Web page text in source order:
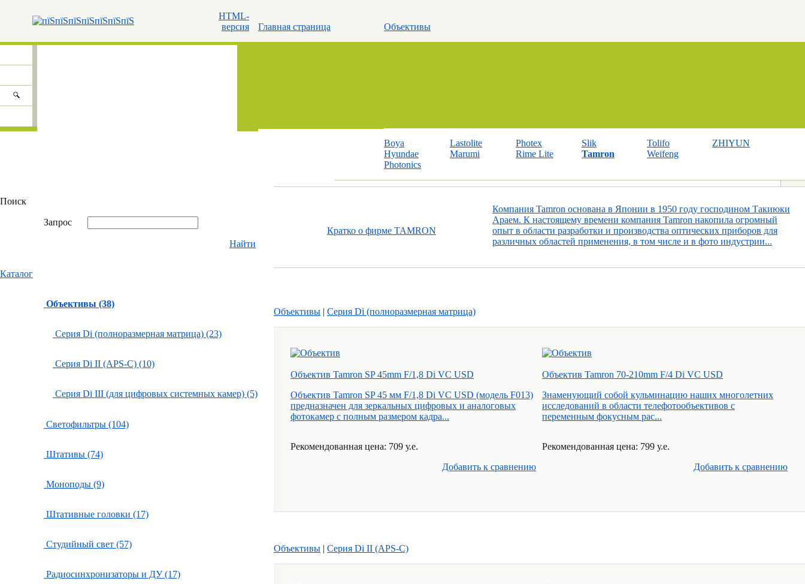
HTML-
версия
Главная страница Объективы
Boya
Hyundae
Photonics
Lastolite
Marumi
Photex
Rime Lite
Slik
Tamron
Tolifo
Weifeng
ZHIYUN
Поиск
Запрос
Найти
Каталог
Объективы (38)
Серия Di (полноразмерная матрица) (23)
Серия Di II (APS-C) (10)
Серия Di III (для цифровых системных камер) (5)
Светофильтры (104)
Штативы (74)
Моноподы (9)
Штативные головки (17)
Студийный свет (57)
Радиосинхронизаторы и ДУ (17)
Кратко о фирме TAMRON
Компания Tamron основана в Японии в 1950 году господином Такиюки
Араем. К настоящему времени компания Tamron накопила огромный
опыт в области разработки и производства оптических приборов для
различных областей применения, в том числе и в фото индустрии...
Объективы | Серия Di (полноразмерная матрица)
Объектив Tamron SP 45mm F/1,8 Di VC USD
Объектив Tamron SP 45 мм F/1,8 Di VC USD (модель F013)
предназначен для зеркальных цифровых и аналоговых
фотокамер с полным размером кадра...
Рекомендованная цена: 709 у.е.
Добавить к cравнению
Объектив Tamron 70-210mm F/4 Di VC USD
Знаменующий собой кульминацию наших многолетних
исследований в области телефотообъективов с
переменным фокусным рас...
Рекомендованная цена: 799 у.е.
Добавить к cравнению
Объективы | Серия Di II (APS-C)